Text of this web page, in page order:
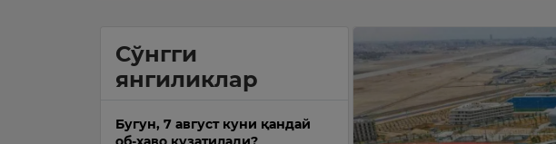
Сўнгги
янгиликлар
Бугун, 7 август куни қандай